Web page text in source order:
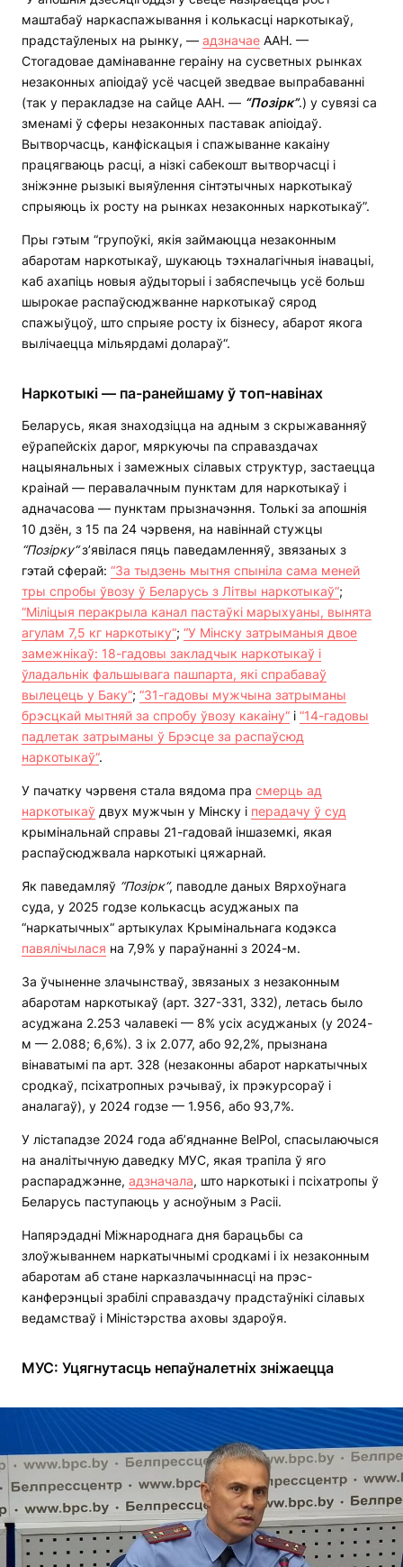
маштабаў наркаспажывання і колькасці наркотыкаў,
прадстаўленых на рынку, — адзначае ААН. —
Стогадовае дамінаванне гераіну на сусветных рынках
незаконных апіоідаў усё часцей зведвае выпрабаванні
(так у перакладзе на сайце ААН. — “Позірк”.) у сувязі са
зменамі ў сферы незаконных паставак апіоідаў.
Вытворчасць, канфіскацыя і спажыванне какаіну
працягваюць расці, а нізкі сабекошт вытворчасці і
зніжэнне рызыкі выяўлення сінтэтычных наркотыкаў
спрыяюць іх росту на рынках незаконных наркотыкаў”.
Пры гэтым “групоўкі, якія займаюцца незаконным
абаротам наркотыкаў, шукаюць тэхналагічныя інавацыі,
каб ахапіць новыя аўдыторыі і забяспечыць усё больш
шырокае распаўсюджванне наркотыкаў сярод
спажыўцоў, што спрыяе росту іх бізнесу, абарот якога
вылічаецца мільярдамі долараў“.
Наркотыкі — па-ранейшаму ў топ-навінах
Беларусь, якая знаходзіцца на адным з скрыжаванняў
еўрапейскіх дарог, мяркуючы па справаздачах
нацыянальных і замежных сілавых структур, застаецца
краінай — перавалачным пунктам для наркотыкаў і
адначасова — пунктам прызначэння. Толькі за апошнія
10 дзён, з 15 па 24 чэрвеня, на навіннай стужцы
“Позірку“з’явілася пяць паведамленняў, звязаных з
гэтай сферай: “За тыдзень мытня спыніла сама меней
тры спробы ўвозу ў Беларусь з Літвы наркотыкаў“;
“Міліцыя перакрыла канал пастаўкі марыхуаны, вынята
агулам 7,5 кг наркотыку“; “У Мінску затрыманыя двое
замежнікаў: 18-гадовы закладчык наркотыкаў і
ўладальнік фальшывага пашпарта, які спрабаваў
вылецець у Баку“; “31-гадовы мужчына затрыманы
брэсцкай мытняй за спробу ўвозу какаіну“ і “14-гадовы
падлетак затрыманы ў Брэсце за распаўсюд
наркотыкаў“.
У пачатку чэрвеня стала вядома пра смерць ад
наркотыкаў двух мужчын у Мінску і перадачу ў суд
крымінальнай справы 21-гадовай іншаземкі, якая
распаўсюджвала наркотыкі цяжарнай.
Як паведамляў “Позірк“, паводле даных Вярхоўнага
суда, у 2025 годзе колькасць асуджаных па
“наркатычных“ артыкулах Крымінальнага кодэкса
павялічылася на 7,9% у параўнанні з 2024-м.
За ўчыненне злачынстваў, звязаных з незаконным
абаротам наркотыкаў (арт. 327-331, 332), летась было
асуджана 2.253 чалавекі — 8% усіх асуджаных (у 2024-
м — 2.088; 6,6%). З іх 2.077, або 92,2%, прызнана
вінаватымі па арт. 328 (незаконны абарот наркатычных
сродкаў, псіхатропных рэчываў, іх прэкурсораў і
аналагаў), у 2024 годзе — 1.956, або 93,7%.
У лістападзе 2024 года аб’яднанне BelPol, спасылаючыся
на аналітычную даведку МУС, якая трапіла ў яго
распараджэнне, адзначала, што наркотыкі і псіхатропы ў
Беларусь паступаюць у асноўным з Расіі.
Напярэдадні Міжнароднага дня барацьбы са
злоўжываннем наркатычнымі сродкамі і іх незаконным
абаротам аб стане нарказлачыннасці на прэс-
канферэнцыі зрабілі справаздачу прадстаўнікі сілавых
ведамстваў і Міністэрства аховы здароўя.
МУС: Уцягнутасць непаўналетніх зніжаецца